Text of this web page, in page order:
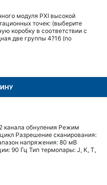
модуля PXI высокой
точек: (выберите
коробку в соответствии с
две группы 4?16 (по
канала обнуления Режим
Разрешение сканирования:
напряжения: 80 мВ
90 Гц Тип термопары: J, K, T,